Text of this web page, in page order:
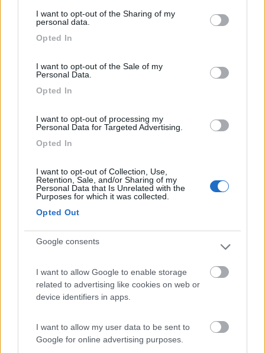
not limited to your visit or usage behaviour. You may click to
grant or deny consent to Google and its third-party tags to
use your data for below specified purposes in below Google
I want to opt-out of the Sharing of my
personal data.
Opted In
I want to opt-out of the Sale of my
Personal Data.
Opted In
I want to opt-out of processing my
Personal Data for Targeted Advertising.
Opted In
I want to opt-out of Collection, Use,
Retention, Sale, and/or Sharing of my
Personal Data that Is Unrelated with the
Purposes for which it was collected.
Opted Out
Google consents
I want to allow Google to enable storage
related to advertising like cookies on web or
device identifiers in apps.
I want to allow my user data to be sent to
Google for online advertising purposes.
Buona area di sosta, sia per la posizione che per il
prezzo: €12,50 + tessera una tantum (vitalizia) di
campingcarpark.com. Piazzole di ampiezza
adeguata alla sola sosta. Tutti i servizi, carico
sono presenti all'interno dell'area stessa e inclusi
ma accessibili solo con tessera. Metto solo 6
stelle perché i civilissimi avventori, a causa dei
barra all'ingresso, hanno deciso di creare un
comodo cumulo di rifiuti all'interno dell'area. (Già
segnalato al servizio clienti della rete).
Posizione Prezzo Pulizia Servizi
zionane 05/08/2018 8:11
Pagato € 14,83 per 24h con carta di credito
Prezzo